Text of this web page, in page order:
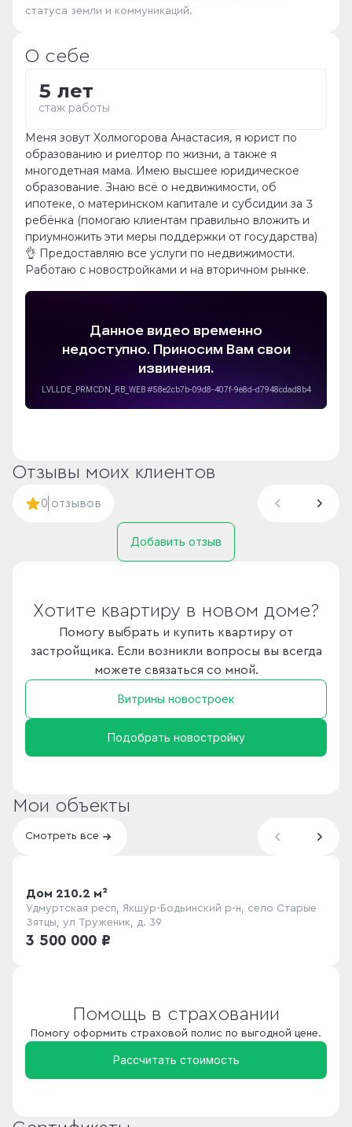
статуса земли и коммуникаций.
О себе
стаж работы
5 лет
Меня зовут Холмогорова Анастасия, я юрист по
образованию и риелтор по жизни, а также я
многодетная мама. Имею высшее юридическое
образование. Знаю всё о недвижимости, об
ипотеке, о материнском капитале и субсидии за 3
ребёнка (помогаю клиентам правильно вложить и
приумножить эти меры поддержки от государства)
👌 Предоставляю все услуги по недвижимости.
Работаю с новостройками и на вторичном рынке.
Отзывы моих клиентов
0 отзывов
Добавить отзыв
Хотите квартиру в новом доме?
Помогу выбрать и купить квартиру от
застройщика. Если возникли вопросы вы всегда
можете связаться со мной.
Витрины новостроек
Подобрать новостройку
Мои объекты
Смотреть все
Дом 210.2 м²
Удмуртская респ, Якшур-Бодьинский р-н, село Старые
Зятцы, ул Труженик, д. 39
3 500 000 ₽
Помощь в страховании
Помогу оформить страховой полис по выгодной цене.
Рассчитать стоимость